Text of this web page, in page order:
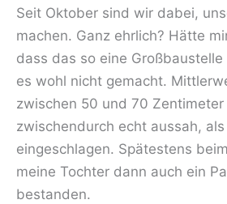
Seit Oktober sind wir dabei,
machen. Ganz ehrlich? Hätte
dass das so eine
es wohl nicht gemacht.
zwischen 50 und 70
zwischendurch echt aussah,
eingeschlagen. Spätestens
meine Tochter dann auch ein
bestanden.